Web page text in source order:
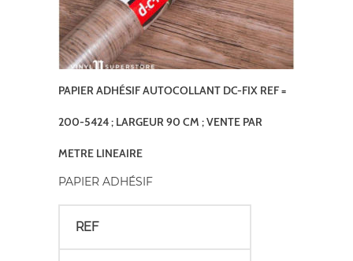
PAPIER ADHÉSIF AUTOCOLLANT DC-FIX REF =
200-5424 ; LARGEUR 90 CM ; VENTE PAR
METRE LINEAIRE
PAPIER ADHÉSIF
REF